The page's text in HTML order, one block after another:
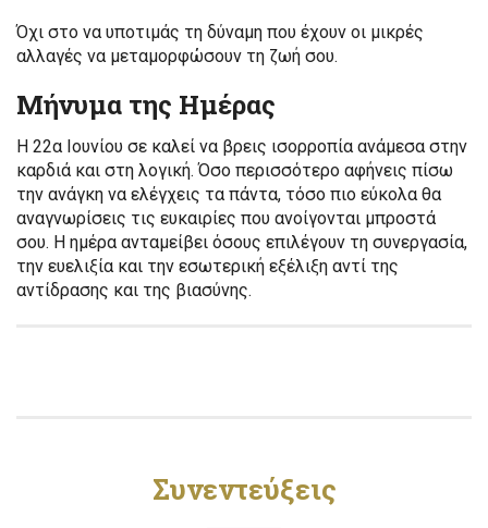
Όχι στο να υποτιμάς τη δύναμη που έχουν οι μικρές
αλλαγές να μεταμορφώσουν τη ζωή σου.
Μήνυμα της Ημέρας
Η 22α Ιουνίου σε καλεί να βρεις ισορροπία ανάμεσα στην
καρδιά και στη λογική. Όσο περισσότερο αφήνεις πίσω
την ανάγκη να ελέγχεις τα πάντα, τόσο πιο εύκολα θα
αναγνωρίσεις τις ευκαιρίες που ανοίγονται μπροστά
σου. Η ημέρα ανταμείβει όσους επιλέγουν τη συνεργασία,
την ευελιξία και την εσωτερική εξέλιξη αντί της
αντίδρασης και της βιασύνης.
Συνεντεύξεις